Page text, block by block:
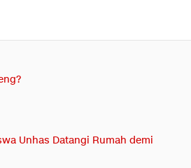
Unhas Datangi Rumah demi